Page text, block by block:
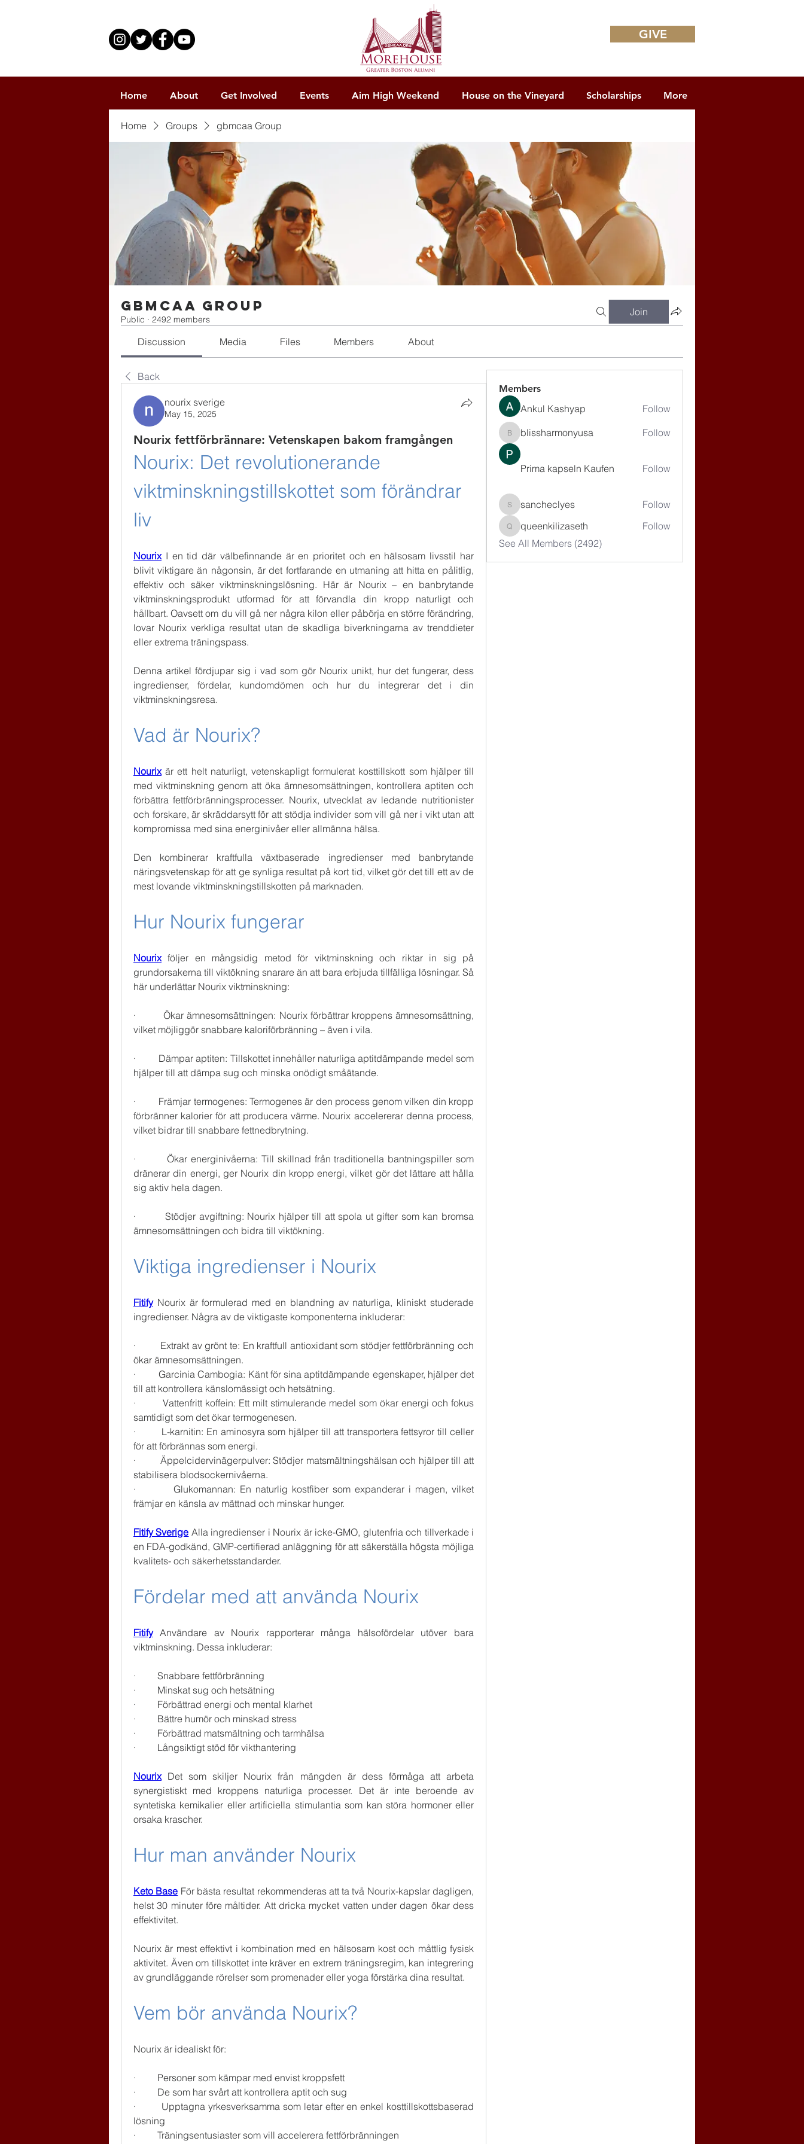
GIVE
Home About Get Involved Events Aim High Weekend House on the Vineyard Scholarships More
Home Groups gbmcaa Group
gbmcaa Group
Public · 2492 members
Join
Discussion Media Files Members About
Back
nourix sverige
May 15, 2025
Nourix fettförbrännare: Vetenskapen bakom framgången
Nourix: Det revolutionerande
viktminskningstillskottet som förändrar
liv
Nourix I en tid där välbefinnande är en prioritet och en hälsosam livsstil har
blivit viktigare än någonsin, är det fortfarande en utmaning att hitta en pålitlig,
effektiv och säker viktminskningslösning. Här är Nourix – en banbrytande
viktminskningsprodukt utformad för att förvandla din kropp naturligt och
hållbart. Oavsett om du vill gå ner några kilon eller påbörja en större förändring,
lovar Nourix verkliga resultat utan de skadliga biverkningarna av trenddieter
eller extrema träningspass.
Denna artikel fördjupar sig i vad som gör Nourix unikt, hur det fungerar, dess
ingredienser, fördelar, kundomdömen och hur du integrerar det i din
viktminskningsresa.
Vad är Nourix?
Nourix är ett helt naturligt, vetenskapligt formulerat kosttillskott som hjälper till
med viktminskning genom att öka ämnesomsättningen, kontrollera aptiten och
förbättra fettförbränningsprocesser. Nourix, utvecklat av ledande nutritionister
och forskare, är skräddarsytt för att stödja individer som vill gå ner i vikt utan att
kompromissa med sina energinivåer eller allmänna hälsa.
Den kombinerar kraftfulla växtbaserade ingredienser med banbrytande
näringsvetenskap för att ge synliga resultat på kort tid, vilket gör det till ett av de
mest lovande viktminskningstillskotten på marknaden.
Hur Nourix fungerar
Nourix följer en mångsidig metod för viktminskning och riktar in sig på
grundorsakerna till viktökning snarare än att bara erbjuda tillfälliga lösningar. Så
här underlättar Nourix viktminskning:
·         Ökar ämnesomsättningen: Nourix förbättrar kroppens ämnesomsättning,
vilket möjliggör snabbare kaloriförbränning – även i vila.
·         Dämpar aptiten: Tillskottet innehåller naturliga aptitdämpande medel som
hjälper till att dämpa sug och minska onödigt småätande.
·         Främjar termogenes: Termogenes är den process genom vilken din kropp
förbränner kalorier för att producera värme. Nourix accelererar denna process,
vilket bidrar till snabbare fettnedbrytning.
·         Ökar energinivåerna: Till skillnad från traditionella bantningspiller som
dränerar din energi, ger Nourix din kropp energi, vilket gör det lättare att hålla
sig aktiv hela dagen.
·         Stödjer avgiftning: Nourix hjälper till att spola ut gifter som kan bromsa
ämnesomsättningen och bidra till viktökning.
Viktiga ingredienser i Nourix
Fitify Nourix är formulerad med en blandning av naturliga, kliniskt studerade
ingredienser. Några av de viktigaste komponenterna inkluderar:
·         Extrakt av grönt te: En kraftfull antioxidant som stödjer fettförbränning och
ökar ämnesomsättningen.
·         Garcinia Cambogia: Känt för sina aptitdämpande egenskaper, hjälper det
till att kontrollera känslomässigt och hetsätning.
·         Vattenfritt koffein: Ett milt stimulerande medel som ökar energi och fokus
samtidigt som det ökar termogenesen.
·         L-karnitin: En aminosyra som hjälper till att transportera fettsyror till celler
för att förbrännas som energi.
·         Äppelcidervinägerpulver: Stödjer matsmältningshälsan och hjälper till att
stabilisera blodsockernivåerna.
·         Glukomannan: En naturlig kostfiber som expanderar i magen, vilket
främjar en känsla av mättnad och minskar hunger.
Fitify Sverige Alla ingredienser i Nourix är icke-GMO, glutenfria och tillverkade i
en FDA-godkänd, GMP-certifierad anläggning för att säkerställa högsta möjliga
kvalitets- och säkerhetsstandarder.
Fördelar med att använda Nourix
Fitify Användare av Nourix rapporterar många hälsofördelar utöver bara
viktminskning. Dessa inkluderar:
·         Snabbare fettförbränning
·         Minskat sug och hetsätning
·         Förbättrad energi och mental klarhet
·         Bättre humör och minskad stress
·         Förbättrad matsmältning och tarmhälsa
·         Långsiktigt stöd för vikthantering
Nourix Det som skiljer Nourix från mängden är dess förmåga att arbeta
synergistiskt med kroppens naturliga processer. Det är inte beroende av
syntetiska kemikalier eller artificiella stimulantia som kan störa hormoner eller
orsaka krascher.
Hur man använder Nourix
Keto Base För bästa resultat rekommenderas att ta två Nourix-kapslar dagligen,
helst 30 minuter före måltider. Att dricka mycket vatten under dagen ökar dess
effektivitet.
Nourix är mest effektivt i kombination med en hälsosam kost och måttlig fysisk
aktivitet. Även om tillskottet inte kräver en extrem träningsregim, kan integrering
av grundläggande rörelser som promenader eller yoga förstärka dina resultat.
Vem bör använda Nourix?
Nourix är idealiskt för:
·         Personer som kämpar med envist kroppsfett
·         De som har svårt att kontrollera aptit och sug
·         Upptagna yrkesverksamma som letar efter en enkel kosttillskottsbaserad
lösning
·         Träningsentusiaster som vill accelerera fettförbränningen
Members
Ankul Kashyap Follow
blissharmonyusa
blissharmonyusa Follow
Prima kapseln Kaufen Follow
sancheclyes
sancheclyes Follow
queenkilizaseth
queenkilizaseth
Follow
See All Members (2492)